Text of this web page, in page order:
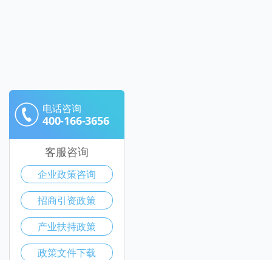
电话咨询
400-166-3656
客服咨询
企业政策咨询
招商引资政策
产业扶持政策
政策文件下载